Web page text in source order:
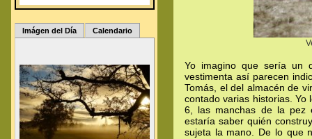
Imágen del Día Calendario
Yo imagino que sería un
vestimenta así parecen
Tomás, el del almacén de
contado varias historias.
6, las manchas de la pez
estaría saber quién
sujeta la mano. De lo que